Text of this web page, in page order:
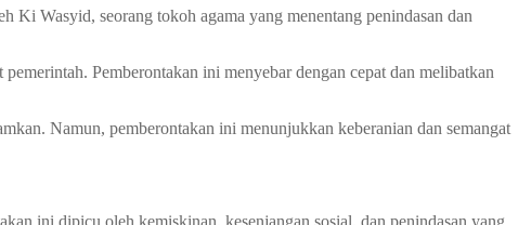
Ki Wasyid, seorang tokoh agama yang menentang penindasan dan
Pemberontakan ini menyebar dengan cepat dan melibatkan
Namun, pemberontakan ini menunjukkan keberanian dan semangat
ini dipicu oleh kemiskinan, kesenjangan sosial, dan penindasan yang